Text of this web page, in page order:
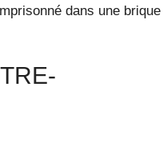
dans une brique